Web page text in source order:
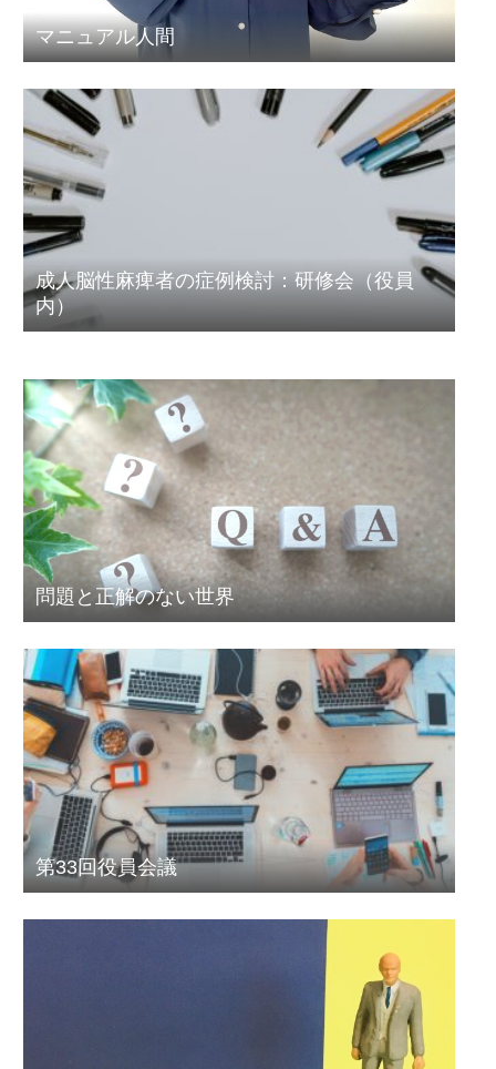
マニュアル人間
成人脳性麻痺者の症例検討：研修会（役員
内）
問題と正解のない世界
第33回役員会議